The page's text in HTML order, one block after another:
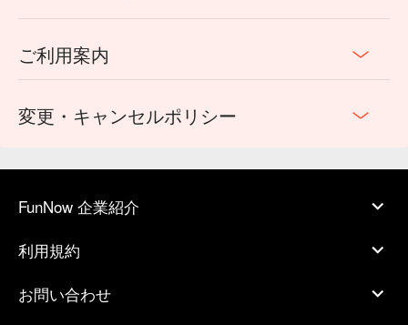
ご利用案内
変更・キャンセルポリシー
FunNow 企業紹介
利用規約
お問い合わせ